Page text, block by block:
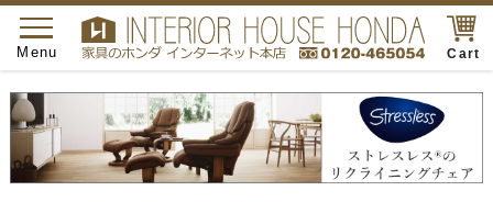
Cart
toggle
navigation
Menu